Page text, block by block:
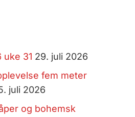
uke 31 29. juli 2026
fem meter
juli 2026
og bohemsk